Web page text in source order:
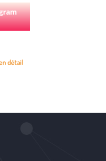
détail